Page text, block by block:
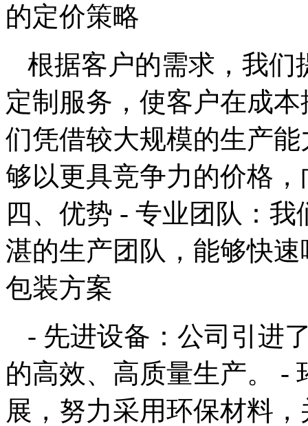
的定价策略
根据客户的需求，我们
定制服务，使客户在成
们凭借较大规模的生产
够以更具竞争力的价格
四、优势 - 专业团队：
湛的生产团队，能够快
包装方案
- 先进设备：公司引进
的高效、高质量生产。 -
展，努力采用环保材料